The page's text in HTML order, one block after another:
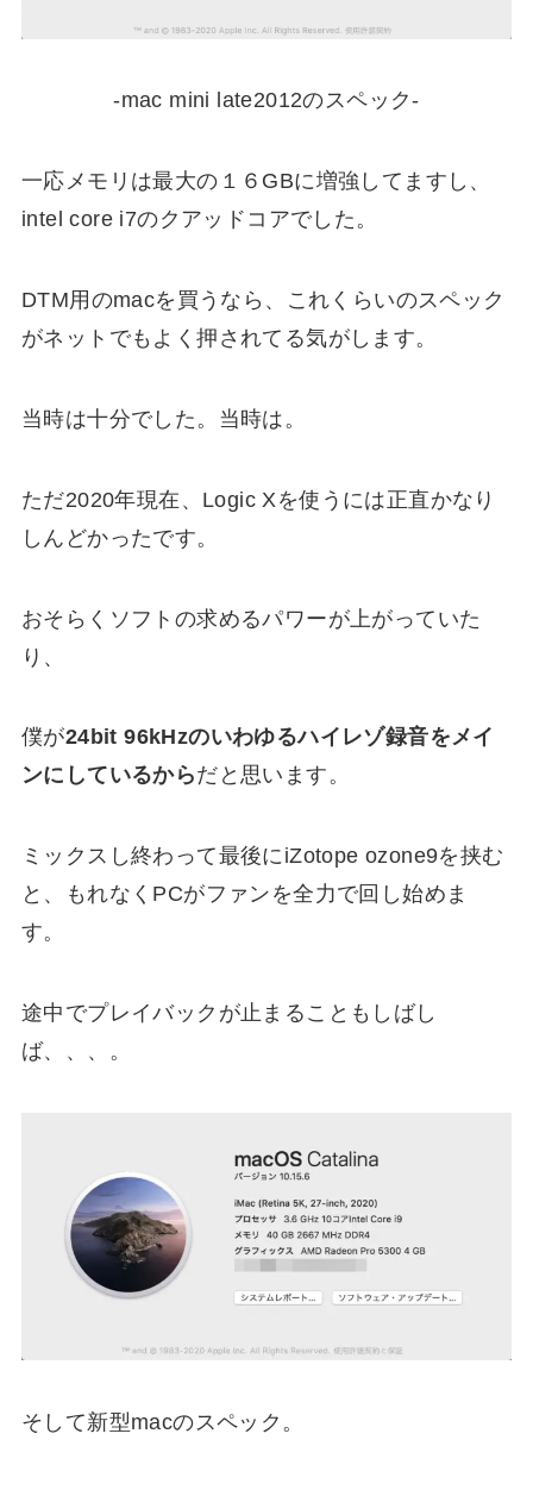
-mac mini late2012のスペック-
一応メモリは最大の１６GBに増強してますし、
intel core i7のクアッドコアでした。
DTM用のmacを買うなら、これくらいのスペック
がネットでもよく押されてる気がします。
当時は十分でした。当時は。
ただ2020年現在、Logic Xを使うには正直かなり
しんどかったです。
おそらくソフトの求めるパワーが上がっていた
り、
僕が24bit 96kHzのいわゆるハイレゾ録音をメイ
ンにしているからだと思います。
ミックスし終わって最後にiZotope ozone9を挟む
と、もれなくPCがファンを全力で回し始めま
す。
途中でプレイバックが止まることもしばし
ば、、、。
そして新型macのスペック。